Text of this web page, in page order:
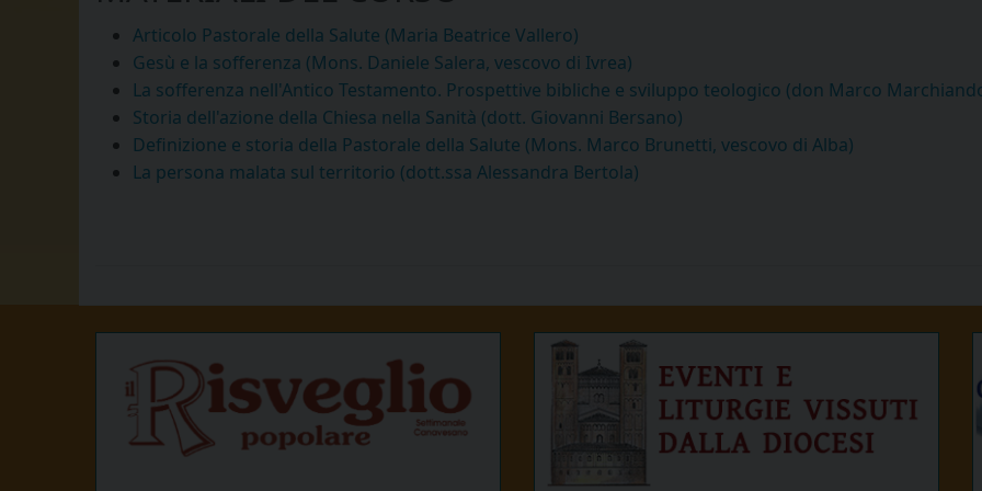
Articolo Pastorale della Salute (Maria Beatrice Vallero)
Gesù e la sofferenza (Mons. Daniele Salera, vescovo di Ivrea)
La sofferenza nell'Antico Testamento. Prospettive bibliche e sviluppo teologico (don Marco
Storia dell'azione della Chiesa nella Sanità (dott. Giovanni Bersano)
Definizione e storia della Pastorale della Salute (Mons. Marco Brunetti, vescovo di Alba)
La persona malata sul territorio (dott.ssa Alessandra Bertola)